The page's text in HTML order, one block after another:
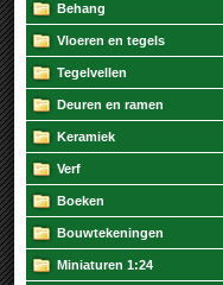
Behang
Vloeren en tegels
Tegelvellen
Deuren en ramen
Keramiek
Verf
Boeken
Bouwtekeningen
Miniaturen 1:24